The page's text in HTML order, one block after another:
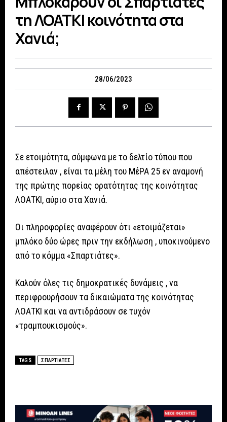
τη ΛΟΑΤΚΙ κοινότητα στα
Χανιά;
28/06/2023
Σε ετοιμότητα, σύμφωνα με το δελτίο τύπου που
απέστειλαν , είναι τα μέλη του ΜέΡΑ 25 εν αναμονή
της πρώτης πορείας ορατότητας της κοινότητας
ΛΟΑΤΚΙ, αύριο στα Χανιά.
Οι πληροφορίες αναφέρουν ότι «ετοιμάζεται»
μπλόκο δύο ώρες πριν την εκδήλωση , υποκινούμενο
από το κόμμα «Σπαρτιάτες».
Καλούν όλες τις δημοκρατικές δυνάμεις , να
περιφρουρήσουν τα δικαιώματα της κοινότητας
ΛΟΑΤΚΙ και να αντιδράσουν σε τυχόν
«τραμπουκισμούς».
TAGS ΣΠΑΡΤΙΑΤΕΣ